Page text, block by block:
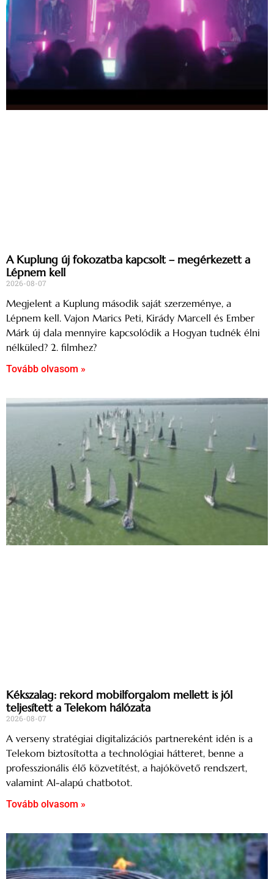
A Kuplung új fokozatba kapcsolt – megérkezett a
Lépnem kell
2026-08-07
Megjelent a Kuplung második saját szerzeménye, a
Lépnem kell. Vajon Marics Peti, Kirády Marcell és Ember
Márk új dala mennyire kapcsolódik a Hogyan tudnék élni
nélküled? 2. filmhez?
Tovább olvasom »
Kékszalag: rekord mobilforgalom mellett is jól
teljesített a Telekom hálózata
2026-08-07
A verseny stratégiai digitalizációs partnereként idén is a
Telekom biztosította a technológiai hátteret, benne a
professzionális élő közvetítést, a hajókövető rendszert,
valamint AI-alapú chatbotot.
Tovább olvasom »